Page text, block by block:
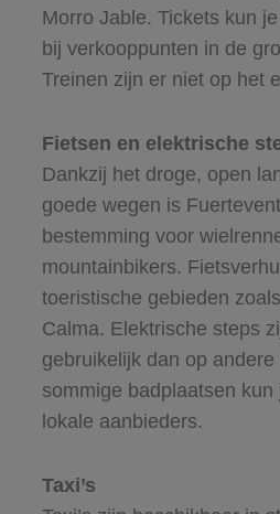
Morro Jable. Tickets kun
bij verkooppunten in de
Treinen zijn er niet op het
Fietsen en elektrische
Dankzij het droge, open
goede wegen is
bestemming voor
mountainbikers.
toeristische gebieden
Calma. Elektrische steps
gebruikelijk dan op
sommige badplaatsen
lokale aanbieders.
Taxi’s